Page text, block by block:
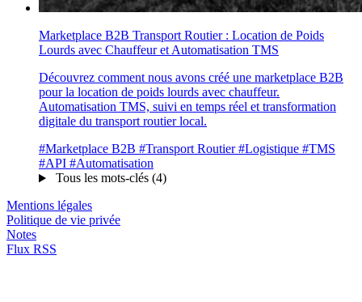
Marketplace B2B Transport Routier : Location de Poids
Lourds avec Chauffeur et Automatisation TMS
Découvrez comment nous avons créé une marketplace B2B
pour la location de poids lourds avec chauffeur.
Automatisation TMS, suivi en temps réel et transformation
digitale du transport routier local.
#Marketplace B2B #Transport Routier #Logistique #TMS
#API #Automatisation
Tous les mots-clés (4)
Mentions légales
Politique de vie privée
Notes
Flux RSS